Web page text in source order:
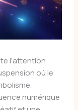
l’attention
où le
numérique